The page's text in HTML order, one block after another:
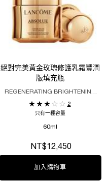
絕對完美黃金玫瑰修護乳霜豐潤
版填充瓶
REGENERATING BRIGHTENING
2
只有一種容量
60ml
NT$12,450
加入購物車